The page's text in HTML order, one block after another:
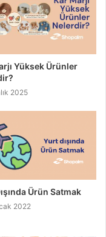
Yüksek Ürünler
2025
Ürün Satmak
2022